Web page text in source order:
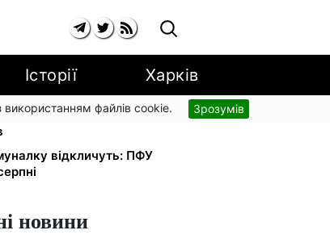
Історії Харків
з використанням файлів cookie. Зрозумів
за комуналку: 830 тисяч
відкличуть: ПФУ
новини